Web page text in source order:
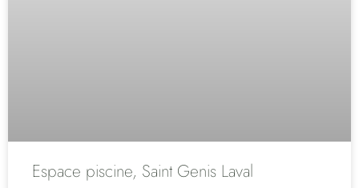
Espace piscine, Saint Genis Laval